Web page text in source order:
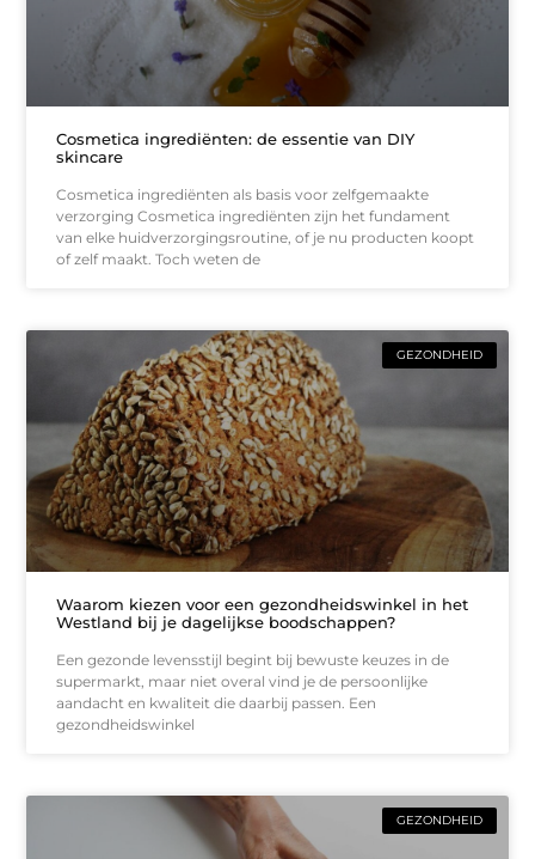
Cosmetica ingrediënten: de essentie van DIY
skincare
Cosmetica ingrediënten als basis voor zelfgemaakte
verzorging Cosmetica ingrediënten zijn het fundament
van elke huidverzorgingsroutine, of je nu producten koopt
of zelf maakt. Toch weten de
GEZONDHEID
Waarom kiezen voor een gezondheidswinkel in het
Westland bij je dagelijkse boodschappen?
Een gezonde levensstijl begint bij bewuste keuzes in de
supermarkt, maar niet overal vind je de persoonlijke
aandacht en kwaliteit die daarbij passen. Een
gezondheidswinkel
GEZONDHEID